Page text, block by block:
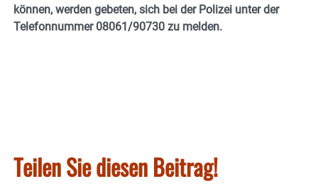
können, werden gebeten, sich bei der Polizei unter der
Telefonnummer 08061/90730 zu melden.
Teilen Sie diesen Beitrag!